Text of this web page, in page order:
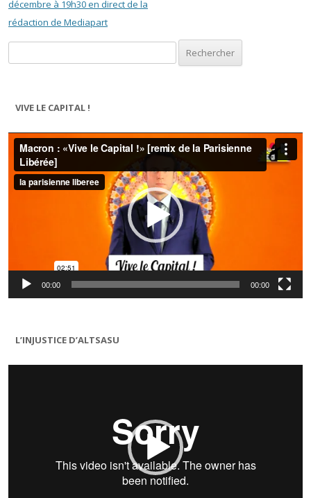
décembre à 19h30 en direct de la
rédaction de Mediapart
VIVE LE CAPITAL !
Lecteur
vidéo
00:00 00:00
L’INJUSTICE D’ALTSASU
Lecteur